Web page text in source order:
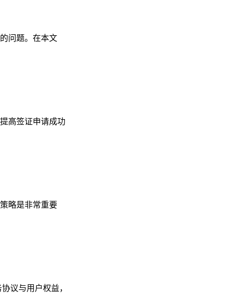
问题。在本文
高签证申请成功
略是非常重要
议与用户权益，